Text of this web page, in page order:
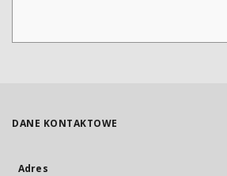
DANE KONTAKTOWE
Adres